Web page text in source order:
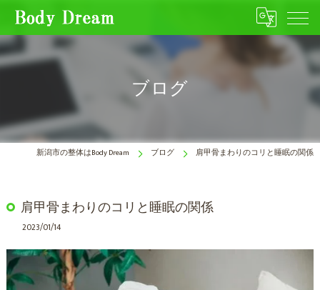
ブログ
新潟市の整体はBody Dream ブログ 肩甲骨まわりのコリと睡眠の関係
肩甲骨まわりのコリと睡眠の関係
2023/01/14